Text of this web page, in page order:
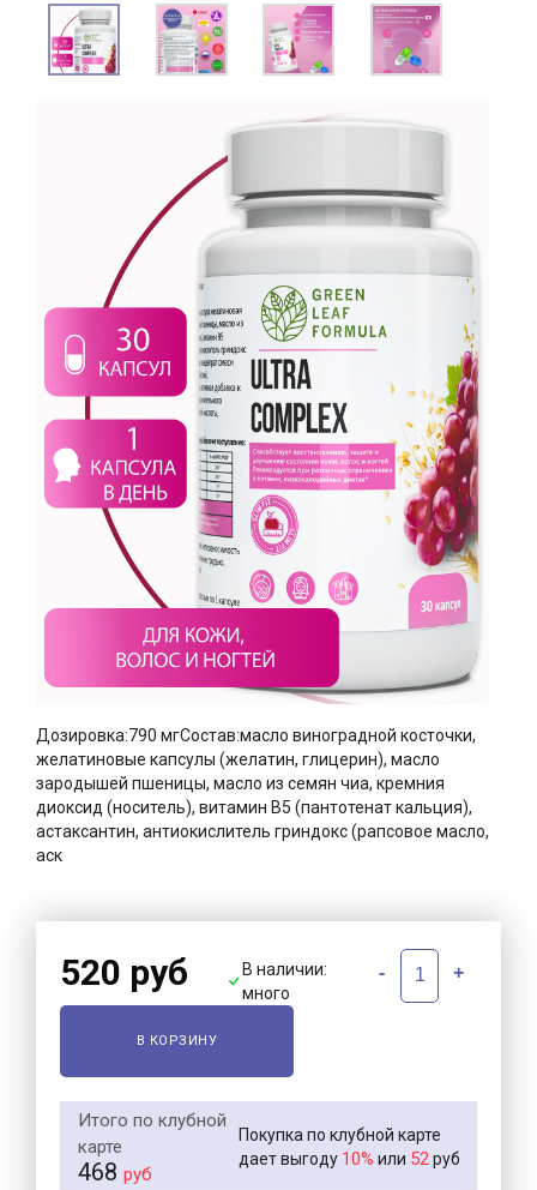
Дозировка:790 мгСостав:масло виноградной косточки,
желатиновые капсулы (желатин, глицерин), масло
зародышей пшеницы, масло из семян чиа, кремния
диоксид (носитель), витамин В5 (пантотенат кальция),
астаксантин, антиокислитель гриндокс (рапсовое масло,
аск
520 руб
В наличии:
много
- +
В КОРЗИНУ
Итого по клубной
карте
468 руб
Покупка по клубной карте
дает выгоду 10% или 52руб